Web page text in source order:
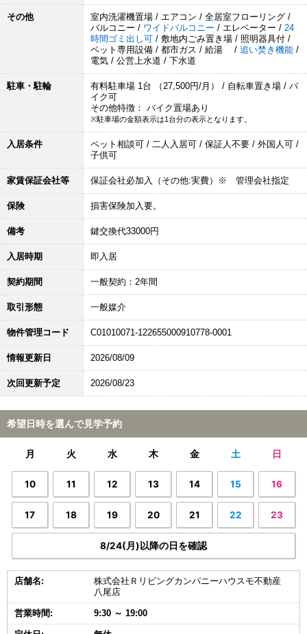
その他
室内洗濯機置場 / エアコン / 全居室フローリング /
バルコニー / ワイドバルコニー / エレベーター / 24
時間ゴミ出し可 / 敷地内ごみ置き場 / 照明器具付 /
ペット専用設備 / 都市ガス / 給湯 / 追い焚き機能 /
電気 / 公営上水道 / 下水道
駐車・駐輪
有料駐車場 1台 （27,500円/月） / 自転車置き場 / バ
イク可
その他特徴： バイク置場あり
※駐車場の金額表示は1台分の表示となります。
入居条件
ペット相談可 / 二人入居可 / 保証人不要 / 外国人可 /
子供可
家賃保証会社等 保証会社必加入（その他:実費）※ 管理会社指定
保険 損害保険加入要。
備考 鍵交換代33000円
入居時期 即入居
契約期間 一般契約：2年間
取引形態 一般媒介
物件管理コード C01010071-122655000910778-0001
情報更新日 2026/08/09
次回更新予定 2026/08/23
希望日時を選んで見学予約
月 火 水 木 金 土 日
10 11 12 13 14 15 16
17 18 19 20 21 22 23
8/24(月)以降の日を確認
店舗名:
株式会社Ｒリビングカンパニーハウスモ不動産
八尾店
営業時間: 9:30 ～ 19:00